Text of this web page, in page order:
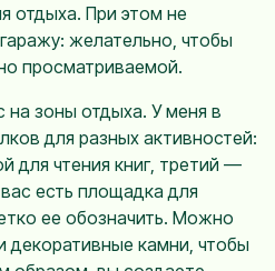
отдыха. При этом не
желательно, чтобы
просматриваемой.
зоны отдыха. У меня в
для разных активностей:
для чтения книг, третий —
есть площадка для
ее обозначить. Можно
декоративные камни, чтобы